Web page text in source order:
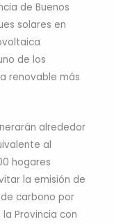
de Buenos
solares en
de los
renovable más
alrededor
al
hogares
la emisión de
carbono por
Provincia con